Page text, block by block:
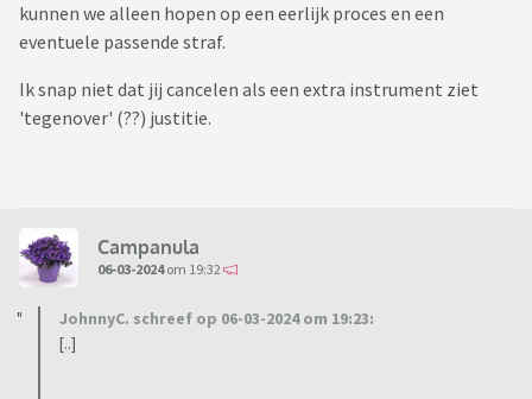
kunnen we alleen hopen op een eerlijk proces en een
eventuele passende straf.
Ik snap niet dat jij cancelen als een extra instrument ziet
'tegenover' (??) justitie.
Campanula
06-03-2024om 19:32
JohnnyC. schreef op 06-03-2024 om 19:23:
[..]